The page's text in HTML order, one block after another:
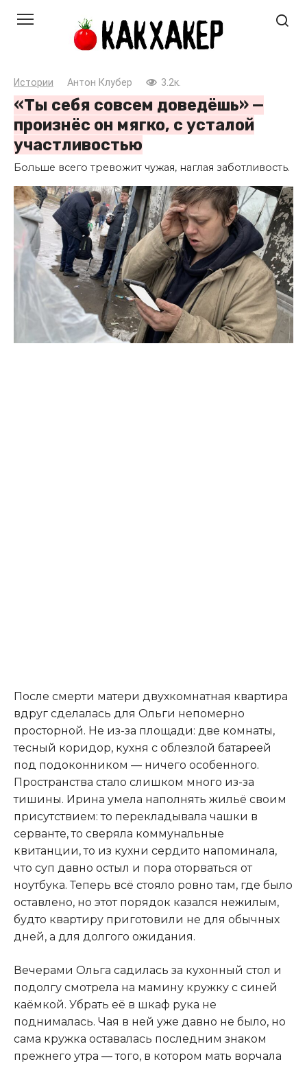
Истории Антон Клубер 3.2к.
«Ты себя совсем доведёшь» —
произнёс он мягко, с усталой
участливостью
Больше всего тревожит чужая, наглая заботливость.
После смерти матери двухкомнатная квартира
вдруг сделалась для Ольги непомерно
просторной. Не из-за площади: две комнаты,
тесный коридор, кухня с облезлой батареей
под подоконником — ничего особенного.
Пространства стало слишком много из-за
тишины. Ирина умела наполнять жильё своим
присутствием: то перекладывала чашки в
серванте, то сверяла коммунальные
квитанции, то из кухни сердито напоминала,
что суп давно остыл и пора оторваться от
ноутбука. Теперь всё стояло ровно там, где было
оставлено, но этот порядок казался нежилым,
будто квартиру приготовили не для обычных
дней, а для долгого ожидания.
Вечерами Ольга садилась за кухонный стол и
подолгу смотрела на мамину кружку с синей
каёмкой. Убрать её в шкаф рука не
поднималась. Чая в ней уже давно не было, но
сама кружка оставалась последним знаком
прежнего утра — того, в котором мать ворчала